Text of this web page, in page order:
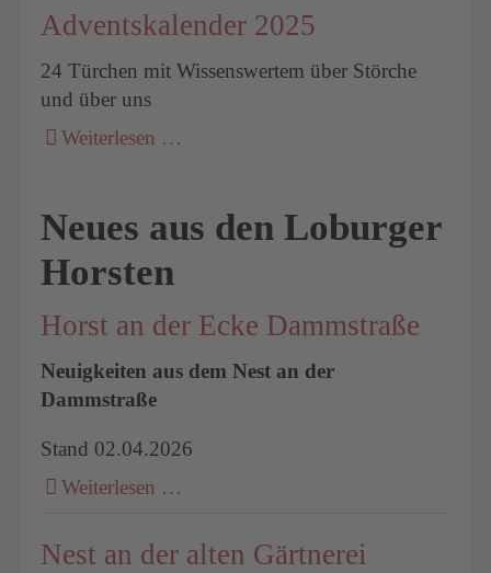
Adventskalender 2025
24 Türchen mit Wissenswertem über Störche
und über uns
Weiterlesen …
Neues aus den Loburger
Horsten
Horst an der Ecke Dammstraße
Neuigkeiten aus dem Nest an der
Dammstraße
Stand 02.04.2026
Weiterlesen …
Nest an der alten Gärtnerei